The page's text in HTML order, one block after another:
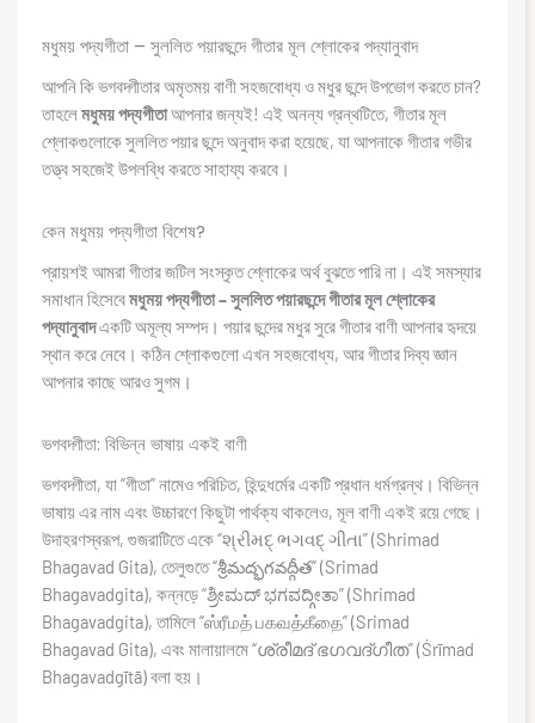
মধুময় পদ্যগীতা – সুললিত পয়ারছন্দে গীতার মূল শ্লোকের পদ্যানুবাদ
আপনি কি ভগবদ্গীতার অমৃতময় বাণী সহজবোধ্য ও মধুর ছন্দে উপভোগ করতে চান?
তাহলেমধুময় পদ্যগীতাআপনার জন্যই! এই অনন্য গ্রন্থটিতে, গীতার মূল
শ্লোকগুলোকে সুললিত পয়ার ছন্দে অনুবাদ করা হয়েছে, যা আপনাকে গীতার গভীর
তত্ত্ব সহজেই উপলব্ধি করতে সাহায্য করবে।
কেন মধুময় পদ্যগীতা বিশেষ?
প্রায়শই আমরা গীতার জটিল সংস্কৃত শ্লোকের অর্থ বুঝতে পারি না। এই সমস্যার
সমাধান হিসেবেমধুময় পদ্যগীতা – সুললিত পয়ারছন্দে গীতার মূল শ্লোকের
পদ্যানুবাদএকটি অমূল্য সম্পদ। পয়ার ছন্দের মধুর সুরে গীতার বাণী আপনার হৃদয়ে
স্থান করে নেবে। কঠিন শ্লোকগুলো এখন সহজবোধ্য, আর গীতার দিব্য জ্ঞান
আপনার কাছে আরও সুগম।
ভগবদ্গীতা: বিভিন্ন ভাষায় একই বাণী
ভগবদ্গীতা, যা “গীতা” নামেও পরিচিত, হিন্দুধর্মের একটি প্রধান ধর্মগ্রন্থ। বিভিন্ন
ভাষায় এর নাম এবং উচ্চারণে কিছুটা পার্থক্য থাকলেও, মূল বাণী একই রয়ে গেছে।
উদাহরণস্বরূপ, গুজরাটিতে একে “શ્રીમદ્ ભગવદ્ ગીતા” (Shrimad
Bhagavad Gita), তেলুগুতে “శ్రీమద్భగవద్గీత” (Srimad
Bhagavadgita), কন্নড়ে “ಶ್ರೀಮದ್ ಭಗವದ್ಗೀತಾ” (Shrimad
Bhagavadgita), তামিলে “ஸ்ரீமத் பகவத்கீதை” (Srimad
Bhagavad Gita), এবং মালায়ালমে “ശ്രീമദ് ഭഗവദ്ഗീത” (Śrīmad
Bhagavadgītā) বলা হয়।